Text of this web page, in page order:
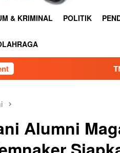
& KRIMINAL POLITIK
TNI AU Satrad 401 Tanjung
Alumni